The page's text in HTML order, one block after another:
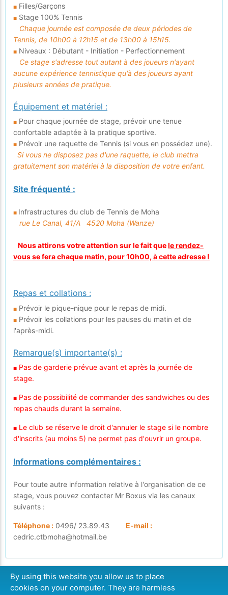
■ Filles/Garçons
■ Stage 100% Tennis
Chaque journée est composée de deux périodes de
Tennis, de 10h00 à 12h15 et de 13h00 à 15h15.
■ Niveaux : Débutant - Initiation - Perfectionnement
Ce stage s'adresse tout autant à des joueurs n'ayant
aucune expérience tennistique qu'à des joueurs ayant
plusieurs années de pratique.
Équipement et matériel :
■ Pour chaque journée de stage, prévoir une tenue
confortable adaptée à la pratique sportive.
■ Prévoir une raquette de Tennis (si vous en possédez une).
Si vous ne disposez pas d'une raquette, le club mettra
gratuitement son matériel à la disposition de votre enfant.
Site fréquenté :
■ Infrastructures du club de Tennis de Moha
rue Le Canal, 41/A 4520 Moha (Wanze)
Nous attirons votre attention sur le fait quele rendez-
vous se fera chaque matin, pour 10h00, à cette adresse !
Repas et collations :
■ Prévoir le pique-nique pour le repas de midi.
■ Prévoir les collations pour les pauses du matin et de
l'après-midi.
Remarque(s) importante(s) :
■ Pas de garderie prévue avant et après la journée de
stage.
■ Pas de possibilité de commander des sandwiches ou des
repas chauds durant la semaine.
■ Le club se réserve le droit d'annuler le stage si le nombre
d'inscrits (au moins 5) ne permet pas d'ouvrir un groupe.
Informations complémentaires :
Pour toute autre information relative à l'organisation de ce
stage, vous pouvez contacter Mr Boxus via les canaux
suivants :
Téléphone : 0496/ 23.89.43
E-mail :
cedric.ctbmoha@hotmail.be
CONTINUER
By using this website you allow us to place
cookies on your computer. They are harmless